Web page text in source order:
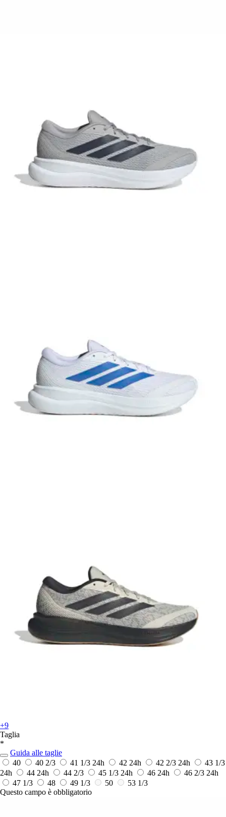
+9
Taglia
*
Guida alle taglie
40
40 2/3 41 1/3 24h 42 24h 42 2/3 24h
43 1/3
24h
44 24h 44 2/3 45 1/3 24h 46 24h 46 2/3 24h
47 1/3
48 49 1/3 50
53 1/3
Questo campo è obbligatorio